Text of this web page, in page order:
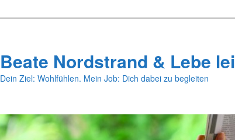
Beate Nordstrand & Lebe
Dein Ziel: Wohlfühlen. Mein Job: Dich dabei zu begleiten